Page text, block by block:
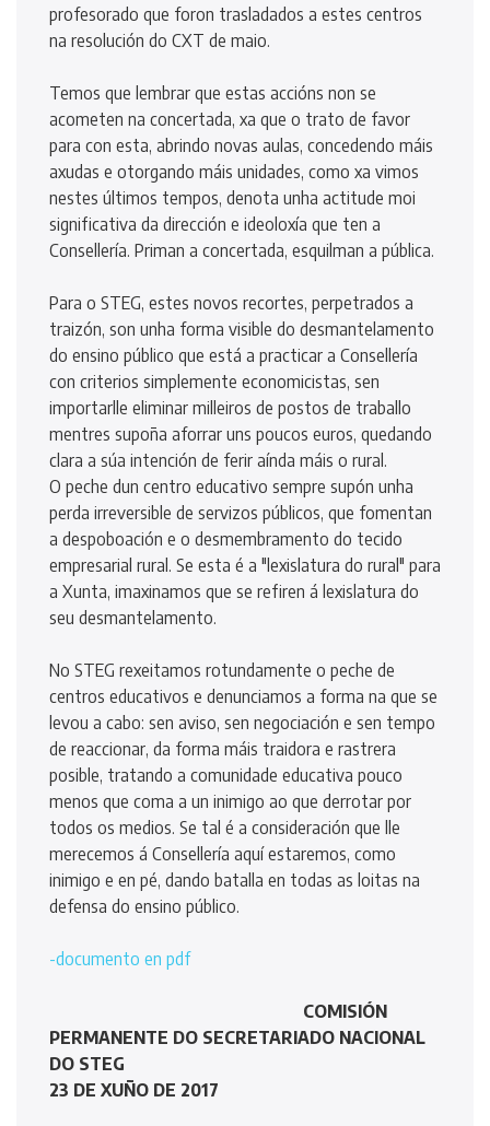
profesorado que foron trasladados a estes centros
na resolución do CXT de maio.
Temos que lembrar que estas accións non se
acometen na concertada, xa que o trato de favor
para con esta, abrindo novas aulas, concedendo máis
axudas e otorgando máis unidades, como xa vimos
nestes últimos tempos, denota unha actitude moi
significativa da dirección e ideoloxía que ten a
Consellería. Priman a concertada, esquilman a pública.
Para o STEG, estes novos recortes, perpetrados a
traizón, son unha forma visible do desmantelamento
do ensino público que está a practicar a Consellería
con criterios simplemente economicistas, sen
importarlle eliminar milleiros de postos de traballo
mentres supoña aforrar uns poucos euros, quedando
clara a súa intención de ferir aínda máis o rural.
O peche dun centro educativo sempre supón unha
perda irreversible de servizos públicos, que fomentan
a despoboación e o desmembramento do tecido
empresarial rural. Se esta é a "lexislatura do rural" para
a Xunta, imaxinamos que se refiren á lexislatura do
seu desmantelamento.
No STEG rexeitamos rotundamente o peche de
centros educativos e denunciamos a forma na que se
levou a cabo: sen aviso, sen negociación e sen tempo
de reaccionar, da forma máis traidora e rastrera
posible, tratando a comunidade educativa pouco
menos que coma a un inimigo ao que derrotar por
todos os medios. Se tal é a consideración que lle
merecemos á Consellería aquí estaremos, como
inimigo e en pé, dando batalla en todas as loitas na
defensa do ensino público.
-documento en pdf
COMISIÓN
PERMANENTE DO SECRETARIADO NACIONAL
DO STEG
23 DE XUÑO DE 2017